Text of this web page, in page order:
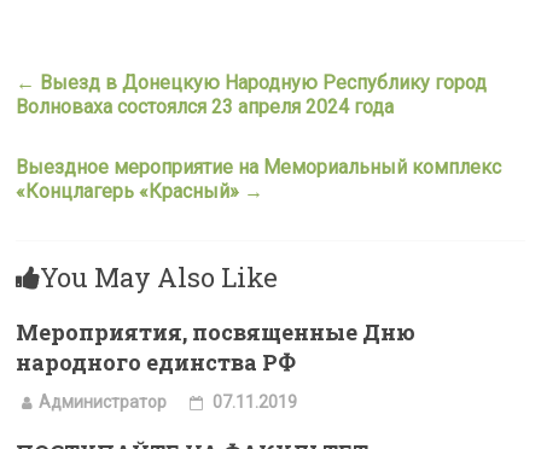
← Выезд в Донецкую Народную Республику город
Волноваха состоялся 23 апреля 2024 года
Выездное мероприятие на Мемориальный комплекс
«Концлагерь «Красный» →
You May Also Like
Мероприятия, посвященные Дню
народного единства РФ
Администратор 07.11.2019